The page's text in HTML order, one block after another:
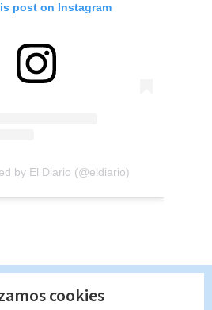
post on Instagram
by El Diario (@eldiario)
cookies